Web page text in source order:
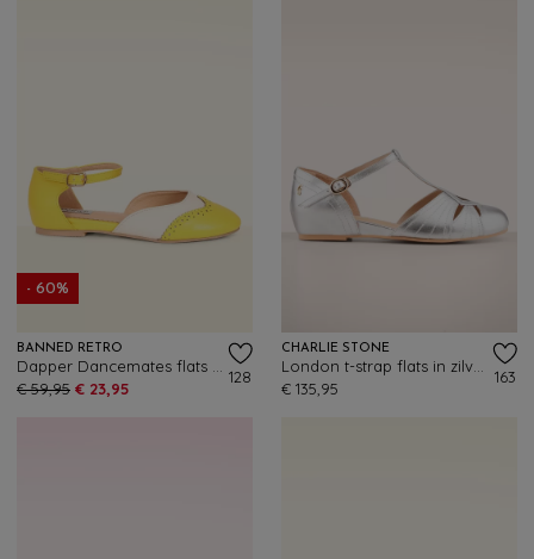
- 60%
BANNED RETRO
€ 59,95 € 23,95
128
CHARLIE STONE
€ 135,95
163